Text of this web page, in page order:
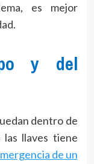
es mejor
y del
dentro de
llaves tiene
de un